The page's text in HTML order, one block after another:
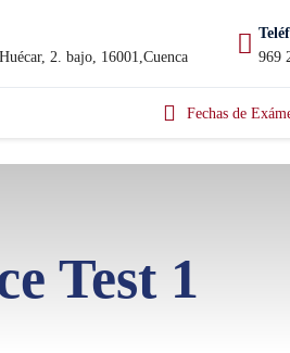
2. bajo, 16001,Cuenca
969
Fechas de
Test 1